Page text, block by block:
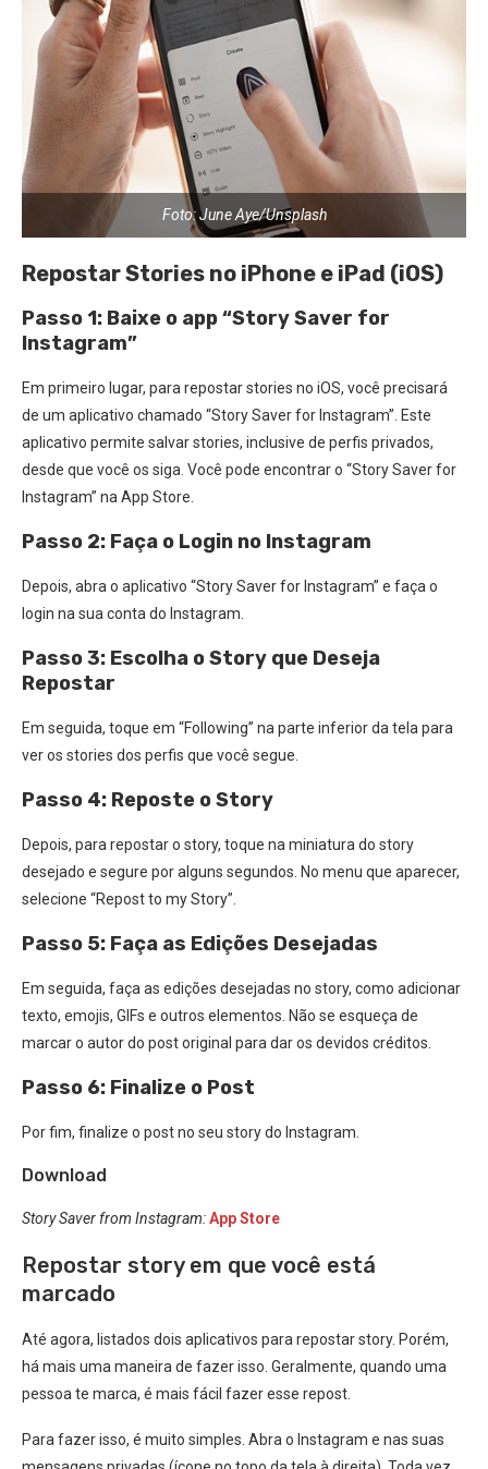
Foto: June Aye/Unsplash
Repostar Stories no iPhone e iPad (iOS)
Passo 1: Baixe o app “Story Saver for
Instagram”
Em primeiro lugar, para repostar stories no iOS, você precisará
de um aplicativo chamado “Story Saver for Instagram”. Este
aplicativo permite salvar stories, inclusive de perfis privados,
desde que você os siga. Você pode encontrar o “Story Saver for
Instagram” na App Store.
Passo 2: Faça o Login no Instagram
Depois, abra o aplicativo “Story Saver for Instagram” e faça o
login na sua conta do Instagram.
Passo 3: Escolha o Story que Deseja
Repostar
Em seguida, toque em “Following” na parte inferior da tela para
ver os stories dos perfis que você segue.
Passo 4: Reposte o Story
Depois, para repostar o story, toque na miniatura do story
desejado e segure por alguns segundos. No menu que aparecer,
selecione “Repost to my Story”.
Passo 5: Faça as Edições Desejadas
Em seguida, faça as edições desejadas no story, como adicionar
texto, emojis, GIFs e outros elementos. Não se esqueça de
marcar o autor do post original para dar os devidos créditos.
Passo 6: Finalize o Post
Por fim, finalize o post no seu story do Instagram.
Download
Story Saver from Instagram:App Store
Repostar story em que você está
marcado
Até agora, listados dois aplicativos para repostar story. Porém,
há mais uma maneira de fazer isso. Geralmente, quando uma
pessoa te marca, é mais fácil fazer esse repost.
Para fazer isso, é muito simples. Abra o Instagram e nas suas